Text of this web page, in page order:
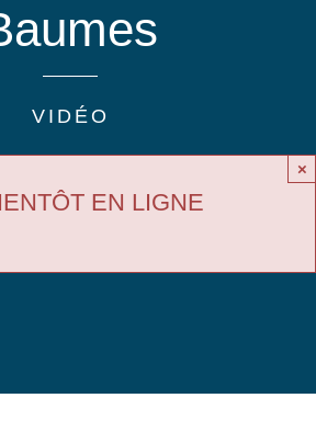
VIDÉO
EN LIGNE
×